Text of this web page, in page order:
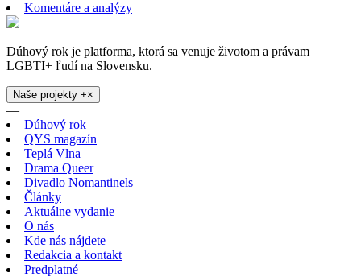
Komentáre a analýzy
Dúhový rok je platforma, ktorá sa venuje životom a právam
LGBTI+ ľudí na Slovensku.
Naše projekty +×
—
Dúhový rok
QYS magazín
Teplá Vlna
Drama Queer
Divadlo Nomantinels
Články
Aktuálne vydanie
O nás
Kde nás nájdete
Redakcia a kontakt
Predplatné